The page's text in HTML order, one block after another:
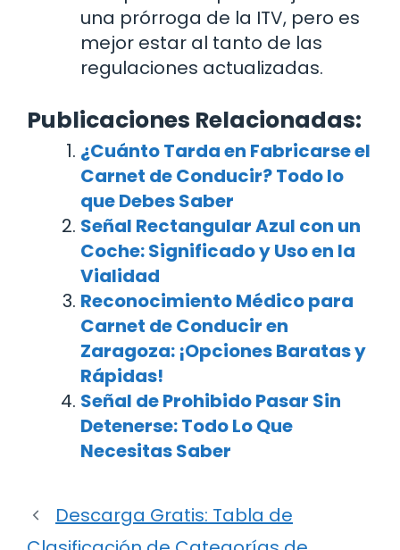
una prórroga de la ITV, pero es
mejor estar al tanto de las
regulaciones actualizadas.
Publicaciones Relacionadas:
¿Cuánto Tarda en Fabricarse el
Carnet de Conducir? Todo lo
que Debes Saber
Señal Rectangular Azul con un
Coche: Significado y Uso en la
Vialidad
Reconocimiento Médico para
Carnet de Conducir en
Zaragoza: ¡Opciones Baratas y
Rápidas!
Señal de Prohibido Pasar Sin
Detenerse: Todo Lo Que
Necesitas Saber
Descarga Gratis: Tabla de